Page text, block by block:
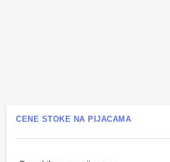
CENE STOKE NA PIJACAMA